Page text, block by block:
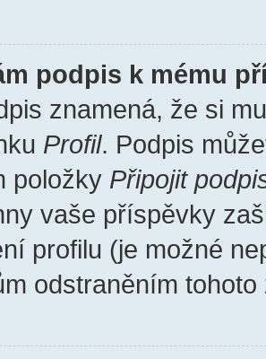
podpis k mému
znamená, že si
Profil. Podpis
položky Připojit
vaše příspěvky
profilu (je možné
odstraněním